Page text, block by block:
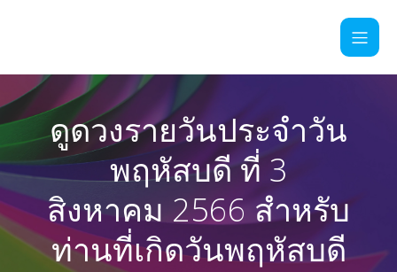
ดูดวงรายวันประจำวัน
พฤหัสบดี ที่ 3
สิงหาคม 2566 สำหรับ
ท่านที่เกิดวันพฤหัสบดี